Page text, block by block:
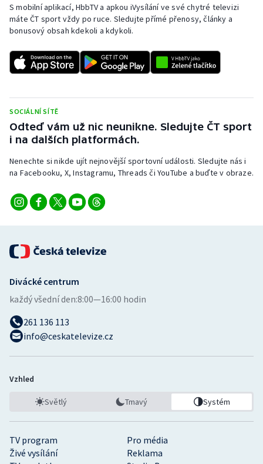
S mobilní aplikací, HbbTV a apkou iVysílání ve své chytré televizi
máte ČT sport vždy po ruce. Sledujte přímé přenosy, články a
bonusový obsah kdekoli a kdykoli.
SOCIÁLNÍ SÍTĚ
Odteď vám už nic neunikne. Sledujte ČT sport
i na dalších platformách.
Nenechte si nikde ujít nejnovější sportovní události. Sledujte nás i
na Facebooku, X, Instagramu, Threads či YouTube a buďte v obraze.
TV program
Pro média
Živé vysílání
Reklama
Divácké centrum
každý všední den:8:00—16:00 hodin
261 136 113
info@ceskatelevize.cz
Vzhled
Světlý Tmavý Systém